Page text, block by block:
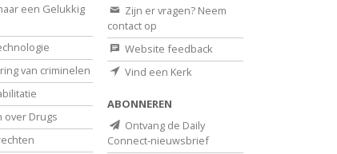
een Gelukkig
van criminelen
over Drugs
Zijn er vragen? Neem
contact op
Website feedback
Vind een Kerk
ABONNEREN
Ontvang de Daily
Connect-nieuwsbrief